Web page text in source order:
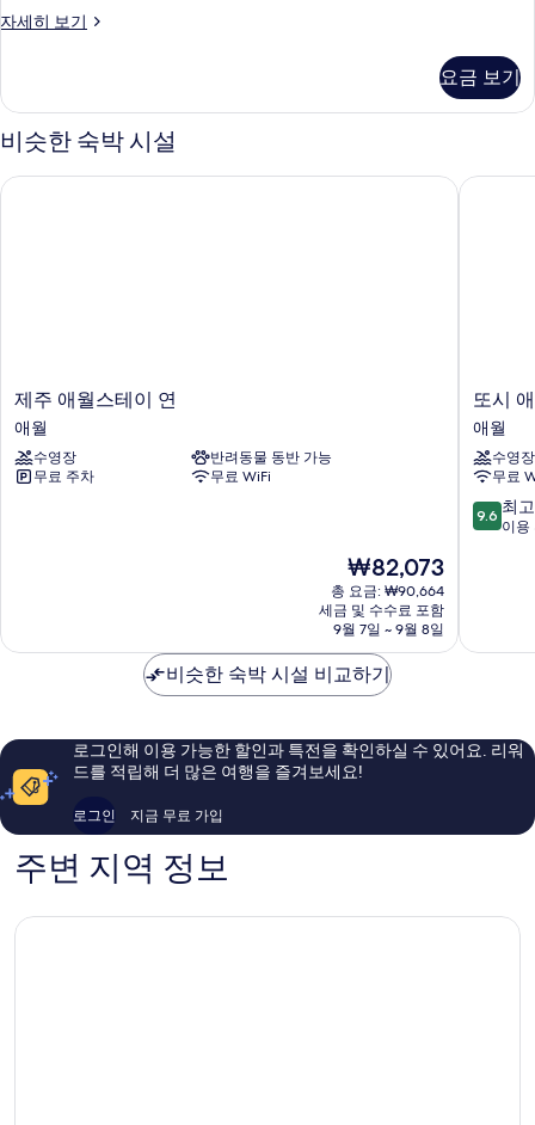
결
진
모
두
장
세
히
기
모
보
기
자세히 보기
패
자
세
히
기
요금 보기
비슷한 숙박 시설
제
주
애
월
스
제주 애월스테이 연
애월
수영장
반려동물 동반 가능
무료 주차
무료 WiFi
현
재
요
금
₩82,073
₩82,073
총 요금: ₩90,664
세금 및 수수료 포함
9월 7일 ~ 9월 8일
제주 애월스테이 연
또
시
애
월
애
월
또시
애월
수영장
무료
10
점
최
이
용
9.6 최
이용
또시 애
비슷한 숙박 시설 비교하기
로그인해 이용 가능한 할인과 특전을 확인하실 수 있어요. 리워
드를 적립해 더 많은 여행을 즐겨보세요!
로그인 지금 무료 가입
주변 지역 정보